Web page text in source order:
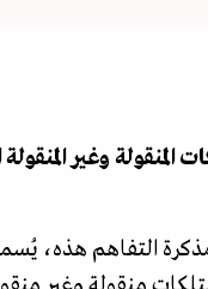
المنقولة وغير
التفاهم هذه،